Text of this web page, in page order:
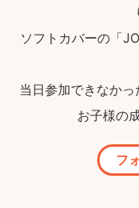
ソフトカバーの「
当日参加できなかっ
お子様の
フ